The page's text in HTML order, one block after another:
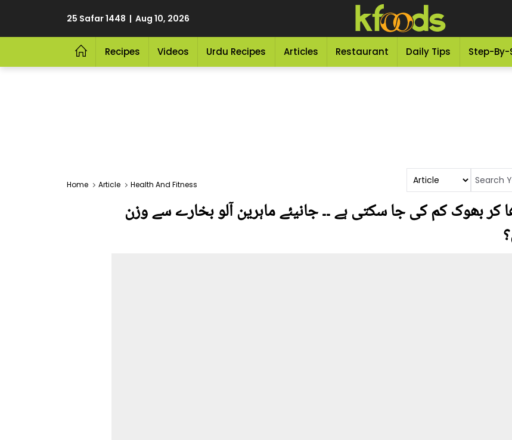
25 Safar 1448 | Aug 10, 2026
Recipes Videos Urdu Recipes Articles Restaurant Daily Tips Step-By-
Home Article Health And Fitness
بھوک کم کی جا سکتی ہے ۔۔ جانیئے ماہرین آلو بخارے سے وزن